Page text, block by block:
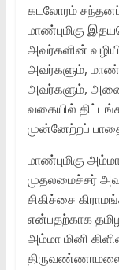
கடலோரம் சந்தனப்
மாண்புமிகு
அவர்களின்
அவர்களும்,
அவர்களும்,
வகையில்
முன்னேற்றப்
மாண்புமிகு
முதலமைச்சர்
சிகிச்சை
என்பதற்காக
அம்மா மினி
திருவண்ணாமலை